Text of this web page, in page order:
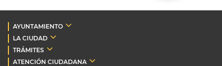
AYUNTAMIENTO
LA CIUDAD
TRÁMITES
ATENCIÓN CIUDADANA